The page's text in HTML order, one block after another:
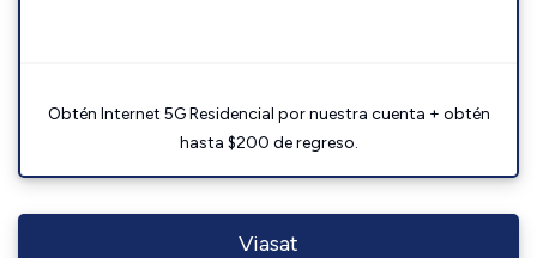
Obtén Internet 5G Residencial por nuestra cuenta + obtén
hasta $200 de regreso.
Viasat